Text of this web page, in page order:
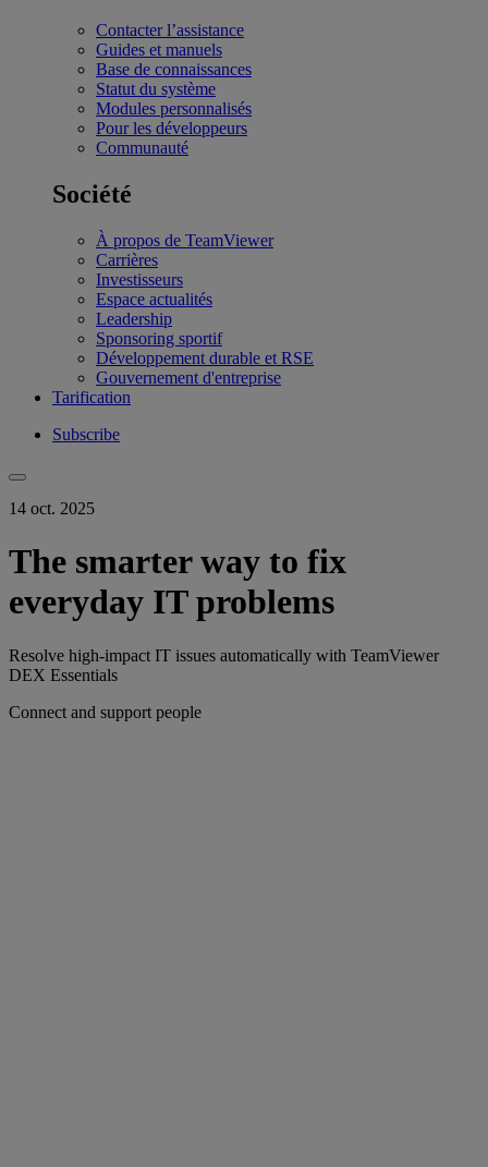
Contacter l’assistance
Guides et manuels
Base de connaissances
Statut du système
Modules personnalisés
Pour les développeurs
Communauté
Société
À propos de TeamViewer
Carrières
Investisseurs
Espace actualités
Leadership
Sponsoring sportif
Développement durable et RSE
Gouvernement d'entreprise
Tarification
Subscribe
14 oct. 2025
The smarter way to fix
everyday IT problems
Resolve high-impact IT issues automatically with TeamViewer
DEX Essentials
Connect and support people